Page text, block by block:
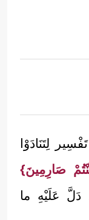
لِتَنَادَوْا
صَارِمِينَ}
عَلَيْهِ ما